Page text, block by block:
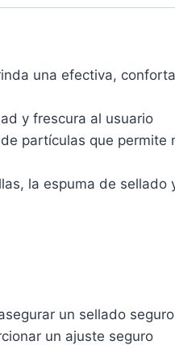
una efectiva,
y frescura al usuario
partículas que
la espuma de sellado
un sellado
un ajuste seguro